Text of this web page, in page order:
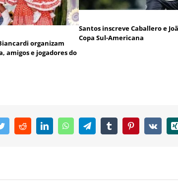
organizam
amigos e jogadores do
Santos inscreve Caballero e
Copa Sul-Americana
TwitterRedditLinkedInWhatsAppTelegramTumblr PinterestVk